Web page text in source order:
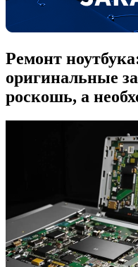
Ремонт
оригинальные
роскошь, а